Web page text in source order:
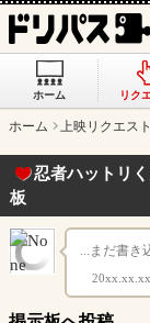
ホーム リク
ホーム 上映リクエスト
忍者ハットリ
板
...まだ書き